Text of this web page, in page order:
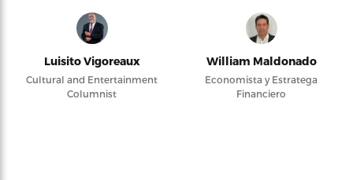
Luisito Vigoreaux
Cultural and Entertainment
Columnist
William Maldonado
Economista y Estratega
Financiero